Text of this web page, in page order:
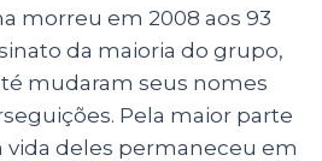
morreu em 2008 aos 93
da maioria do grupo,
mudaram seus nomes
Pela maior parte
vida deles permaneceu em